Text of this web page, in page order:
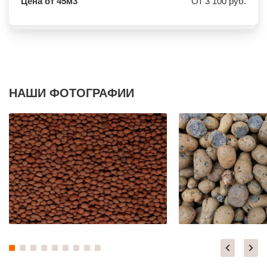
ВЕРЕЯ
ВОСКРЕСЕНСК
ВОСТОЧНЫЙ
ВОСХОД
ВЫСОКОВСК
ГАЗОПРОВОД
ГЛАГОЛЕВО
ГЛЕБОВСКИЙ
ГОЛИЦИНО
ГОРКИ ЛЕНИНСКИЕ
ГОРКИ-10
ДАВЫДОВО
ДЕДЕНЕВО
ДЕДОВСК
ДЕМИХОВО
ДОЛГОПРУДНЫЙ
КИНЕЛЬ
НЕФТЕКАМСК
БОГОРОДСК
АРТЕМ
ГОРЯЧИЙ КЛЮЧ
БОРОВИЧИ
ХАНТЫ МАНСИЙСК
ДМИТРИЕВ
ПЕТРОПАВЛОВСК КАМЧАТСКИЙ
АПШЕРОНСК
ВЕЛИКИЕ ЛУКИ
ЛОМОНОСОВ
НАШИ ФОТОГРАФИИ